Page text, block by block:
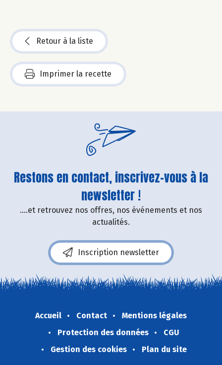
Retour à la liste
Imprimer la recette
Restons en contact, inscrivez-vous à la
newsletter !
....et retrouvez nos offres, nos événements et nos
actualités.
Inscription newsletter
Accueil Contact
Mentions légales
Protection des données
CGU
Gestion des cookies
Plan du site